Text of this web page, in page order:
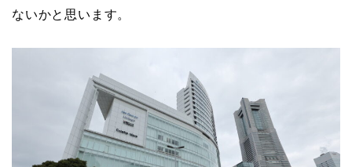
ないかと思います。